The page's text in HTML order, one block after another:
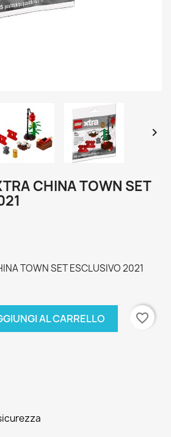

CHINA TOWN SET
TOWN SET ESCLUSIVO 2021
AL CARRELLO favorite_border